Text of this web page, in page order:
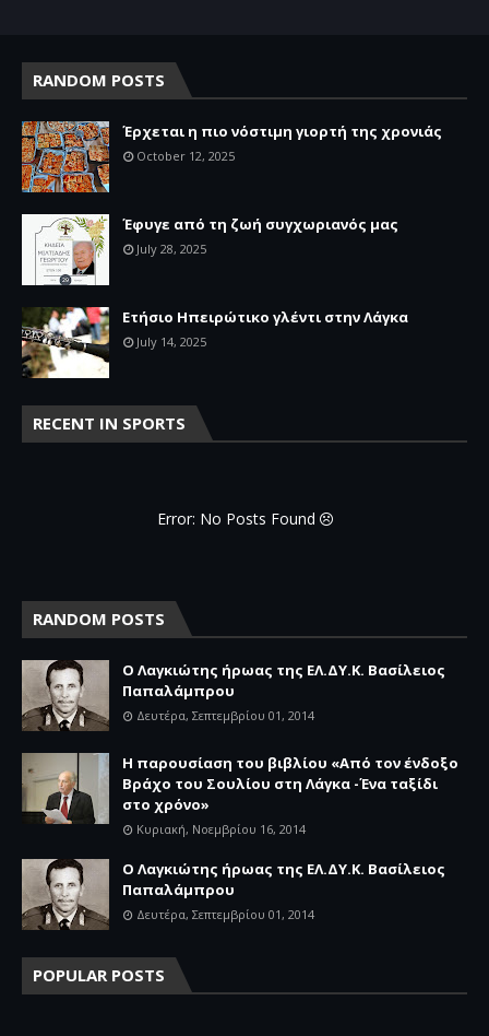
RANDOM POSTS
Έρχεται η πιο νόστιμη γιορτή της χρονιάς
October 12, 2025
Έφυγε από τη ζωή συγχωριανός μας
July 28, 2025
Ετήσιο Ηπειρώτικο γλέντι στην Λάγκα
July 14, 2025
RECENT IN SPORTS
Error: No Posts Found
RANDOM POSTS
Ο Λαγκιώτης ήρωας της ΕΛ.ΔΥ.Κ. Βασίλειος
Παπαλάμπρου
Δευτέρα, Σεπτεμβρίου 01, 2014
Η παρουσίαση του βιβλίου «Από τον ένδοξο
Βράχο του Σουλίου στη Λάγκα -Ένα ταξίδι
στο χρόνο»
Κυριακή, Νοεμβρίου 16, 2014
Ο Λαγκιώτης ήρωας της ΕΛ.ΔΥ.Κ. Βασίλειος
Παπαλάμπρου
Δευτέρα, Σεπτεμβρίου 01, 2014
POPULAR POSTS